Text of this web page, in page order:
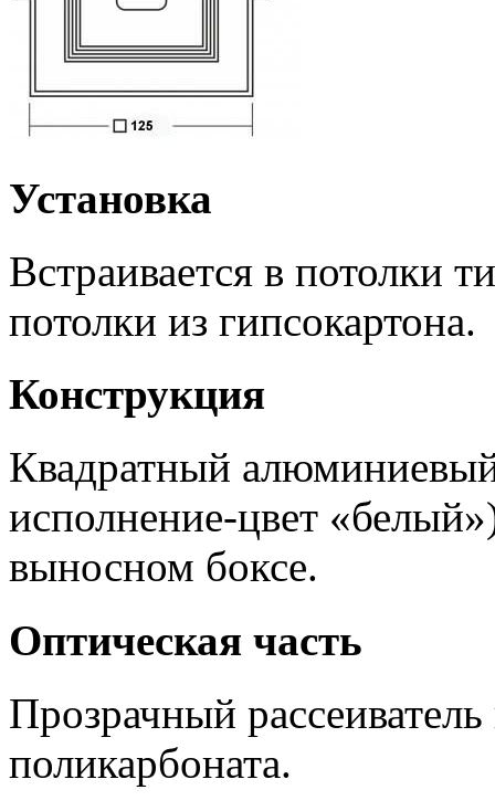
Установка
Встраивается в потолки
потолки из гипсокартона.
Конструкция
Квадратный
исполнение-цвет
выносном боксе.
Оптическая часть
Прозрачный
поликарбоната.